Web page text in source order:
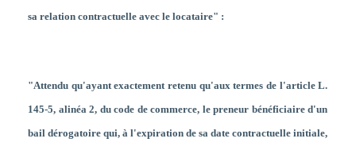
sa relation contractuelle avec le locataire" :
"Attendu qu'ayant exactement retenu qu'aux termes de l'article L.
145-5, alinéa 2, du code de commerce, le preneur bénéficiaire d'un
bail dérogatoire qui, à l'expiration de sa date contractuelle initiale,